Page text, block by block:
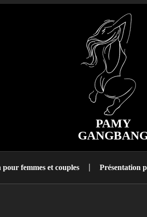
PAMY
pour femmes et couples Présentation